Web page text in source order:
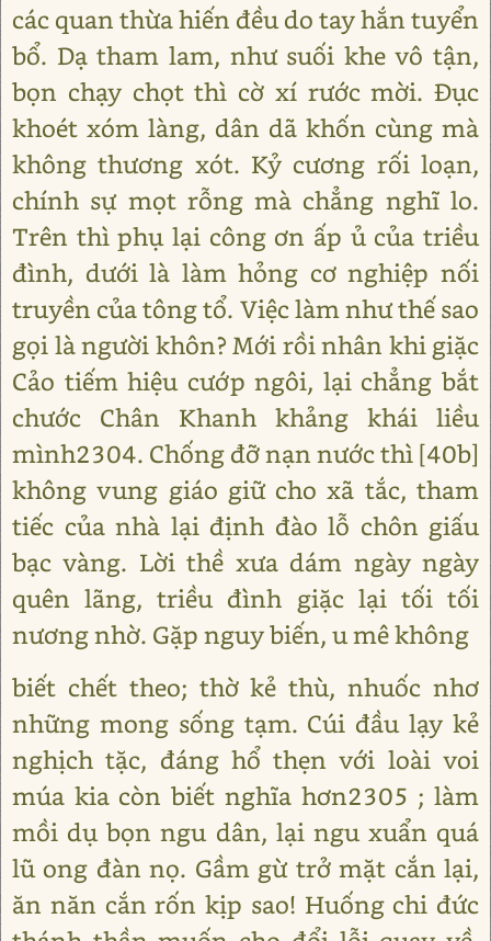
các quan thừa hiến đều do tay hắn tuyển
bổ. Dạ tham lam, như suối khe vô tận,
bọn chạy chọt thì cờ xí rước mời. Đục
khoét xóm làng, dân dã khốn cùng mà
không thương xót. Kỷ cương rối loạn,
chính sự mọt rỗng mà chẳng nghĩ lo.
Trên thì phụ lại công ơn ấp ủ của triều
đình, dưới là làm hỏng cơ nghiệp nối
truyền của tông tổ. Việc làm như thế sao
gọi là người khôn? Mới rồi nhân khi giặc
Cảo tiếm hiệu cướp ngôi, lại chẳng bắt
chước Chân Khanh khảng khái liều
mình2304. Chống đỡ nạn nước thì [40b]
không vung giáo giữ cho xã tắc, tham
tiếc của nhà lại định đào lỗ chôn giấu
bạc vàng. Lời thề xưa dám ngày ngày
quên lãng, triều đình giặc lại tối tối
nương nhờ. Gặp nguy biến, u mê không
biết chết theo; thờ kẻ thù, nhuốc nhơ
những mong sống tạm. Cúi đầu lạy kẻ
nghịch tặc, đáng hổ thẹn với loài voi
múa kia còn biết nghĩa hơn2305 ; làm
mồi dụ bọn ngu dân, lại ngu xuẩn quá
lũ ong đàn nọ. Gầm gừ trở mặt cắn lại,
ăn năn cắn rốn kịp sao! Huống chi đức